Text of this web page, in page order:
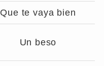
Que te vaya bien
Un beso